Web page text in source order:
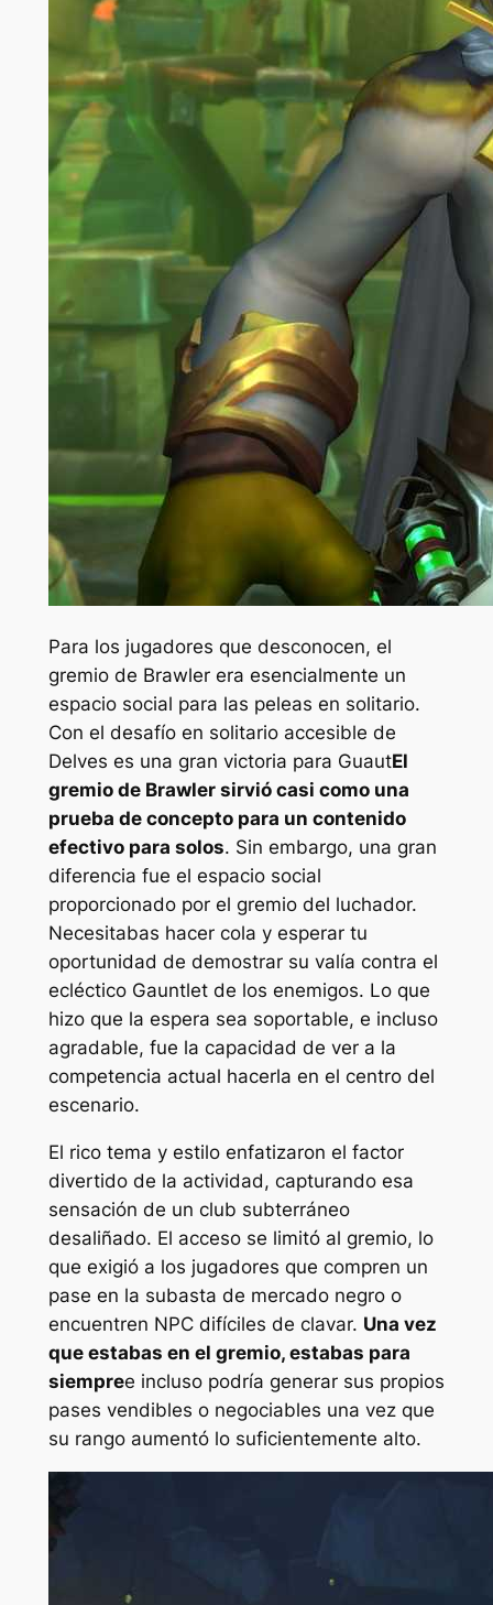
Para los jugadores que desconocen, el
gremio de Brawler era esencialmente un
espacio social para las peleas en solitario.
Con el desafío en solitario accesible de
Delves es una gran victoria para GuautEl
gremio de Brawler sirvió casi como una
prueba de concepto para un contenido
efectivo para solos. Sin embargo, una gran
diferencia fue el espacio social
proporcionado por el gremio del luchador.
Necesitabas hacer cola y esperar tu
oportunidad de demostrar su valía contra el
ecléctico Gauntlet de los enemigos. Lo que
hizo que la espera sea soportable, e incluso
agradable, fue la capacidad de ver a la
competencia actual hacerla en el centro del
escenario.
El rico tema y estilo enfatizaron el factor
divertido de la actividad, capturando esa
sensación de un club subterráneo
desaliñado. El acceso se limitó al gremio, lo
que exigió a los jugadores que compren un
pase en la subasta de mercado negro o
encuentren NPC difíciles de clavar. Una vez
que estabas en el gremio, estabas para
siempree incluso podría generar sus propios
pases vendibles o negociables una vez que
su rango aumentó lo suficientemente alto.